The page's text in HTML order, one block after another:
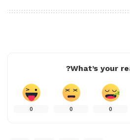
What’s your
0
0
0